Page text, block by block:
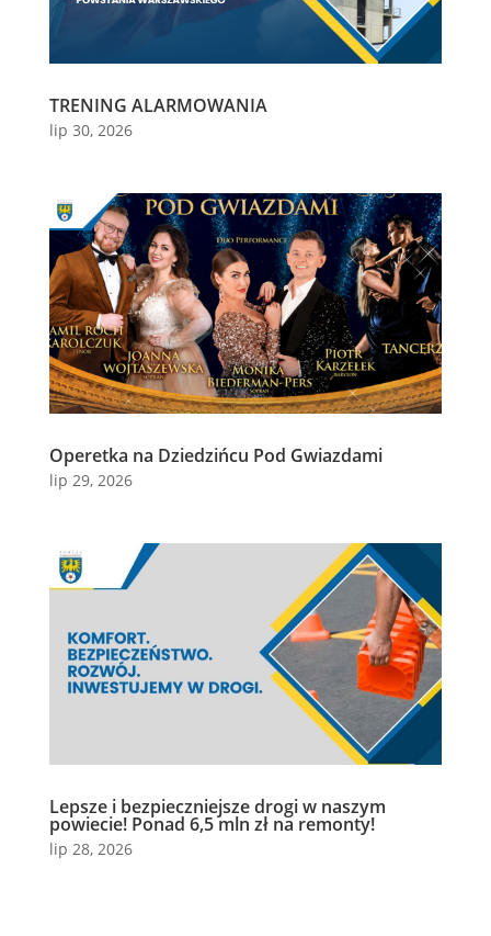
TRENING ALARMOWANIA
lip 30, 2026
Operetka na Dziedzińcu Pod Gwiazdami
lip 29, 2026
Lepsze i bezpieczniejsze drogi w naszym
powiecie! Ponad 6,5 mln zł na remonty!
lip 28, 2026